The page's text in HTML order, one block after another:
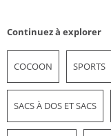
Continuez à explorer
COCOON SPORTS
SACS À DOS ET SACS